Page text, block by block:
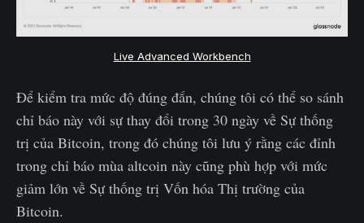
Live Advanced Workbench
Để kiểm tra mức độ đúng đắn, chúng tôi có thể so sánh
chỉ báo này với sự thay đổi trong 30 ngày về Sự thống
trị của Bitcoin, trong đó chúng tôi lưu ý rằng các đỉnh
trong chỉ báo mùa altcoin này cũng phù hợp với mức
giảm lớn về Sự thống trị Vốn hóa Thị trường của
Bitcoin.